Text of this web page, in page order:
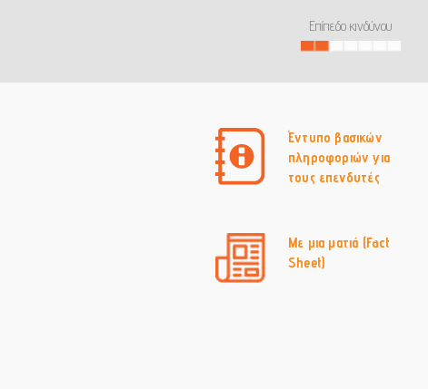
Επίπεδο κινδύνου
Έντυπο βασικών
πληροφοριών για
τους επενδυτές
Με μια ματιά (Fact
Sheet)